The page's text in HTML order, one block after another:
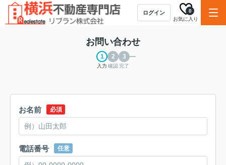
ログイン
お気に入り
0
お問い合わせ
入力 確認完了
お名前 必須
電話番号 任意